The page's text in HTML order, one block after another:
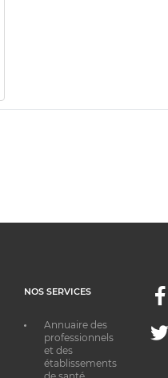
NOS SERVICES
Annuaire des
professionnels
et des
établissements